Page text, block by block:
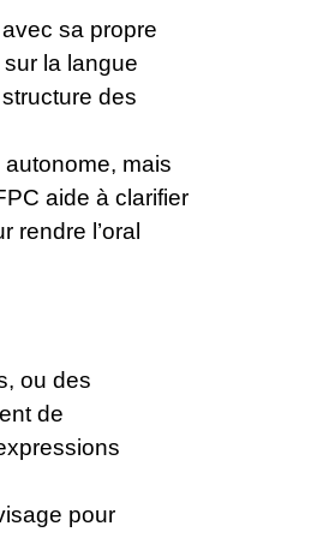
avec sa propre
la langue
des
autonome, mais
aide à clarifier
l’oral
ou des
de
pour